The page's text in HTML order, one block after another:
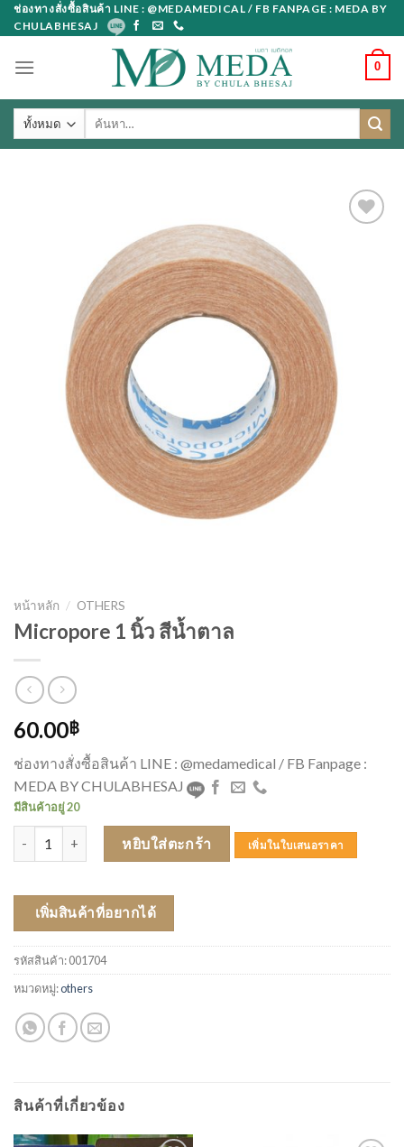
Skip
to
ช่องทางสั่งซื้อสินค้า LINE : @MEDAMEDICAL / FB FANPAGE : MEDA BY
CHULABHESAJ
0
ค้นหา:
หน้าหลัก / OTHERS
Micropore 1 นิ้ว สีน้ำตาล
60.00฿
ช่องทางสั่งซื้อสินค้า LINE : @medamedical / FB Fanpage :
MEDA BY CHULABHESAJ
มีสินค้าอยู่ 20
จำนวน Micropore 1 นิ้ว สีน้ำตาล ชิ้น
หยิบใส่ตะกร้า เพิ่มในใบเสนอราคา
เพิ่มสินค้าที่อยากได้
รหัสสินค้า:001704
หมวดหมู่:others
สินค้าที่เกี่ยวข้อง